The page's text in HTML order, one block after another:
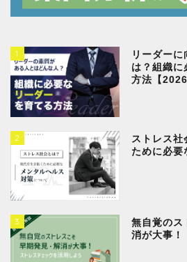
1
リーダーに
は？組織に
方法【2026
2
ストレス社
ために必要
3
無自覚のス
消が大事！